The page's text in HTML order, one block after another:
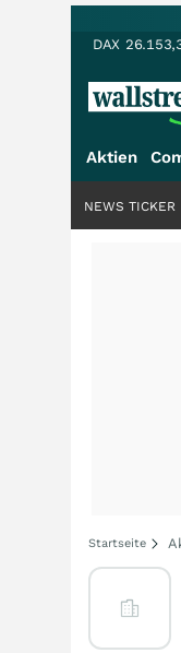
DAX
Aktien
NEWS TICKER
Startseite